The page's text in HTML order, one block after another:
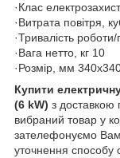
·Клас
·Витрата повітря,
·Тривалість
·Вага нетто, кг 10
·Розмір, мм
Купити
(6 kW) з доставкою
вибраний товар у
зателефонуємо
уточнення способу